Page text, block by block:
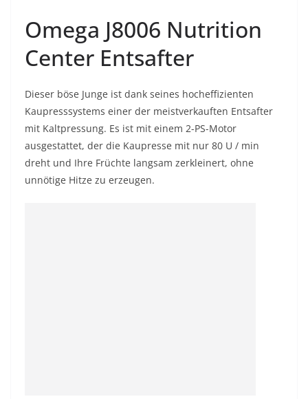
Omega J8006 Nutrition
Center Entsafter
Dieser böse Junge ist dank seines hocheffizienten
Kaupresssystems einer der meistverkauften Entsafter
mit Kaltpressung. Es ist mit einem 2-PS-Motor
ausgestattet, der die Kaupresse mit nur 80 U / min
dreht und Ihre Früchte langsam zerkleinert, ohne
unnötige Hitze zu erzeugen.